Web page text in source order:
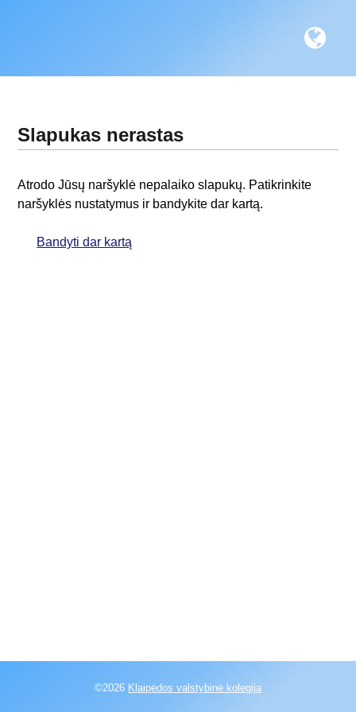
Slapukas nerastas
Atrodo Jūsų naršyklė nepalaiko slapukų. Patikrinkite
naršyklės nustatymus ir bandykite dar kartą.
Bandyti dar kartą
©2026 Klaipėdos valstybinė kolegija